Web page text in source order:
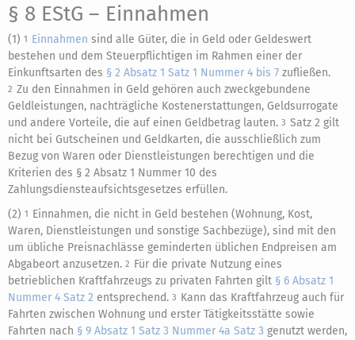
§ 8 EStG – Einnahmen
(1) 1 Einnahmen sind alle Güter, die in Geld oder Geldeswert
bestehen und dem Steuerpflichtigen im Rahmen einer der
Einkunftsarten des § 2 Absatz 1 Satz 1 Nummer 4 bis 7 zufließen.
2 Zu den Einnahmen in Geld gehören auch zweckgebundene
Geldleistungen, nachträgliche Kostenerstattungen, Geldsurrogate
und andere Vorteile, die auf einen Geldbetrag lauten. 3 Satz 2 gilt
nicht bei Gutscheinen und Geldkarten, die ausschließlich zum
Bezug von Waren oder Dienstleistungen berechtigen und die
Kriterien des § 2 Absatz 1 Nummer 10 des
Zahlungsdiensteaufsichtsgesetzes erfüllen.
(2) 1 Einnahmen, die nicht in Geld bestehen (Wohnung, Kost,
Waren, Dienstleistungen und sonstige Sachbezüge), sind mit den
um übliche Preisnachlässe geminderten üblichen Endpreisen am
Abgabeort anzusetzen. 2 Für die private Nutzung eines
betrieblichen Kraftfahrzeugs zu privaten Fahrten gilt § 6 Absatz 1
Nummer 4 Satz 2 entsprechend. 3 Kann das Kraftfahrzeug auch für
Fahrten zwischen Wohnung und erster Tätigkeitsstätte sowie
Fahrten nach § 9 Absatz 1 Satz 3 Nummer 4a Satz 3 genutzt werden,